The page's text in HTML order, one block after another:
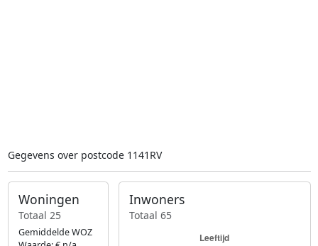
Gegevens over postcode 1141RV
Woningen
Totaal 25
Gemiddelde WOZ
Inwoners
Totaal 65